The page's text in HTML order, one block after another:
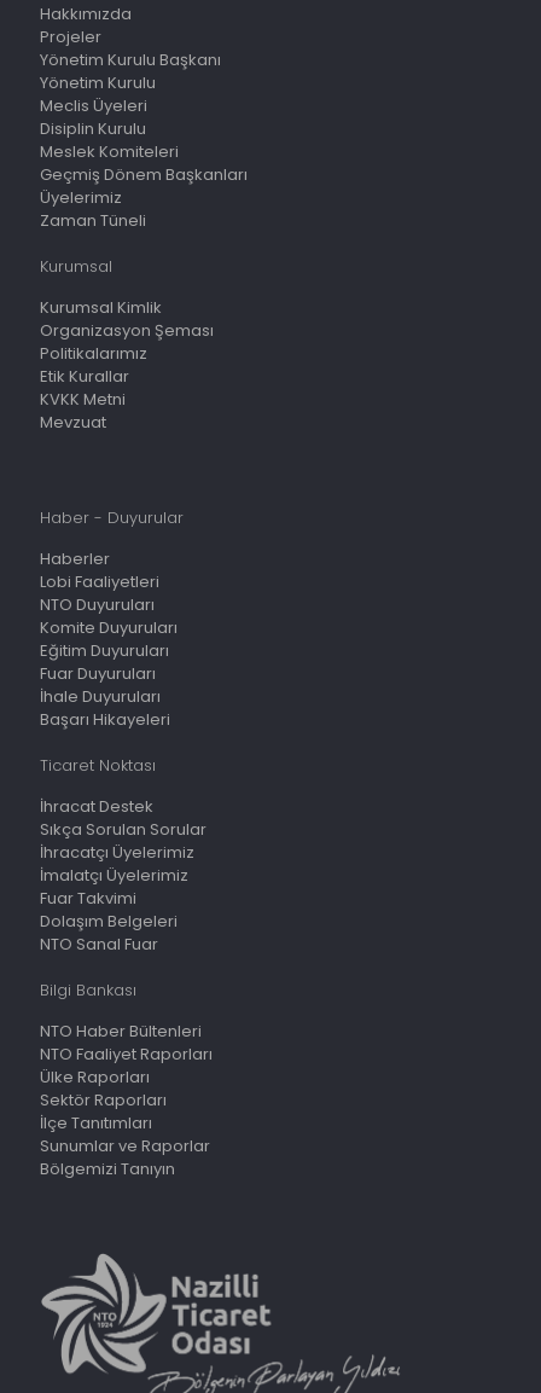
Hakkımızda
Projeler
Yönetim Kurulu Başkanı
Yönetim Kurulu
Meclis Üyeleri
Disiplin Kurulu
Meslek Komiteleri
Geçmiş Dönem Başkanları
Üyelerimiz
Zaman Tüneli
Kurumsal
Kurumsal Kimlik
Organizasyon Şeması
Politikalarımız
Etik Kurallar
KVKK Metni
Mevzuat
Haber - Duyurular
Haberler
Lobi Faaliyetleri
NTO Duyuruları
Komite Duyuruları
Eğitim Duyuruları
Fuar Duyuruları
İhale Duyuruları
Başarı Hikayeleri
Ticaret Noktası
İhracat Destek
Sıkça Sorulan Sorular
İhracatçı Üyelerimiz
İmalatçı Üyelerimiz
Fuar Takvimi
Dolaşım Belgeleri
NTO Sanal Fuar
Bilgi Bankası
NTO Haber Bültenleri
NTO Faaliyet Raporları
Ülke Raporları
Sektör Raporları
İlçe Tanıtımları
Sunumlar ve Raporlar
Bölgemizi Tanıyın